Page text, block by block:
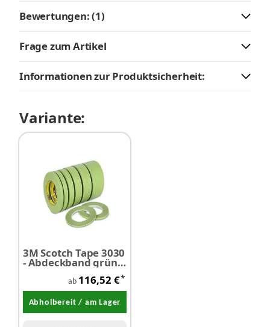
Bewertungen: (1)
Frage zum Artikel
Informationen zur Produktsicherheit:
Variante:
3M Scotch Tape 3030
- Abdeckband grün
ab 116,52 €*
Abholbereit / am Lager